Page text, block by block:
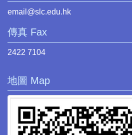
email@slc.edu.hk
傳真 Fax
2422 7104
地圖 Map